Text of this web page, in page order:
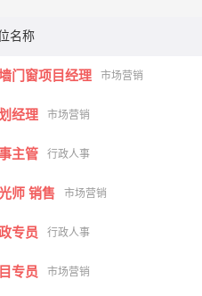
名称
门窗项目经理 市场营销
经理 市场营销
主管 行政人事
师 销售 市场营销
专员 行政人事
专员 市场营销